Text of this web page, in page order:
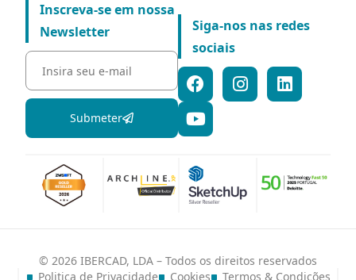
Inscreva-se em nossa
Newsletter
Submeter
Siga-nos nas redes
sociais
© 2026 IBERCAD, LDA – Todos os direitos reservados
Politica de Privacidade
Cookies Termos & Condições